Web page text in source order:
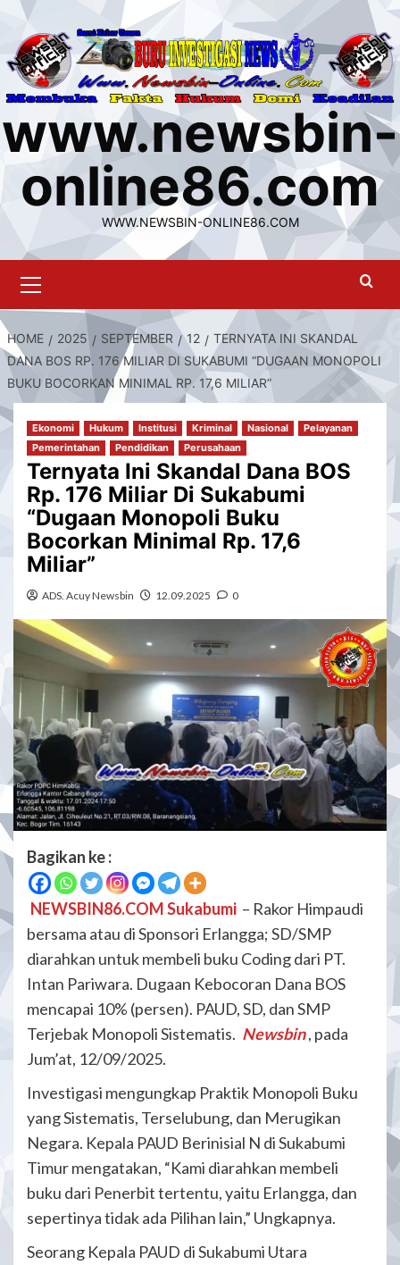
Skip
content
www.newsbin-
online86.com
WWW.NEWSBIN-ONLINE86.COM
Menu
HOME 2025 SEPTEMBER 12
TERNYATA INI SKANDAL
DANA BOS RP. 176 MILIAR DI SUKABUMI “DUGAAN MONOPOLI
BUKU BOCORKAN MINIMAL RP. 17,6 MILIAR”
Ekonomi Hukum Institusi Kriminal Nasional
Pelayanan
Pemerintahan
Pendidikan Perusahaan
Ternyata Ini Skandal Dana BOS
Rp. 176 Miliar Di Sukabumi
“Dugaan Monopoli Buku
Bocorkan Minimal Rp. 17,6
Miliar”
ADS. Acuy Newsbin 12.09.2025 0
Bagikan ke :
NEWSBIN86.COM Sukabumi – Rakor Himpaudi
bersama atau di Sponsori Erlangga; SD/SMP
diarahkan untuk membeli buku Coding dari PT.
Intan Pariwara. Dugaan Kebocoran Dana BOS
mencapai 10% (persen). PAUD, SD, dan SMP
Terjebak Monopoli Sistematis. Newsbin , pada
Jum’at, 12/09/2025.
Investigasi mengungkap Praktik Monopoli Buku
yang Sistematis, Terselubung, dan Merugikan
Negara. Kepala PAUD Berinisial N di Sukabumi
Timur mengatakan, “Kami diarahkan membeli
buku dari Penerbit tertentu, yaitu Erlangga, dan
sepertinya tidak ada Pilihan lain,” Ungkapnya.
Seorang Kepala PAUD di Sukabumi Utara